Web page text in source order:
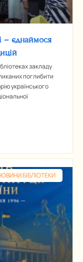
– єднаймося
закладу
поглибити
українського
БІБЛІОТЕКИ